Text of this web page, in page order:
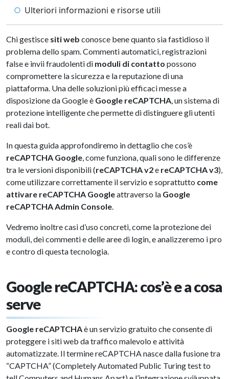
Ulteriori informazioni e risorse utili
Chi gestisce siti web conosce bene quanto sia fastidioso il
problema dello spam. Commenti automatici, registrazioni
false e invii fraudolenti di moduli di contatto possono
compromettere la sicurezza e la reputazione di una
piattaforma. Una delle soluzioni più efficaci messe a
disposizione da Google è Google reCAPTCHA, un sistema di
protezione intelligente che permette di distinguere gli utenti
reali dai bot.
In questa guida approfondiremo in dettaglio che cos’è
reCAPTCHA Google, come funziona, quali sono le differenze
tra le versioni disponibili (reCAPTCHA v2e reCAPTCHA v3),
come utilizzare correttamente il servizio e soprattutto come
attivare reCAPTCHA Googleattraverso la Google
reCAPTCHA Admin Console.
Vedremo inoltre casi d’uso concreti, come la protezione dei
moduli, dei commenti e delle aree di login, e analizzeremo i pro
e contro di questa tecnologia.
Google reCAPTCHA: cos’è e a cosa
serve
Google reCAPTCHAè un servizio gratuito che consente di
proteggere i siti web da traffico malevolo e attività
automatizzate. Il termine reCAPTCHA nasce dalla fusione tra
“CAPTCHA” (Completely Automated Public Turing test to